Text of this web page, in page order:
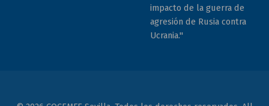
impacto de la guerra de
agresión de Rusia contra
Ucrania."